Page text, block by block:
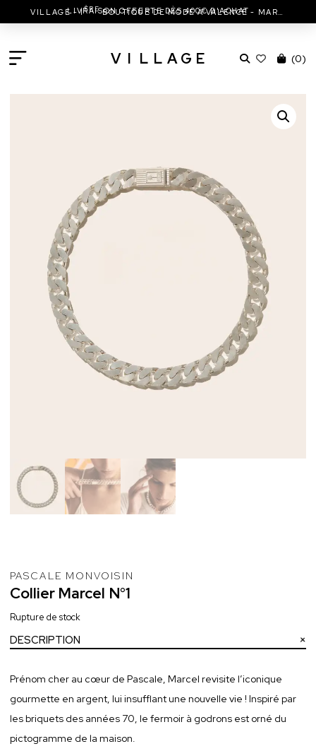
VILLAGE - 1ÈREBOUTIQUE DE MODE À VALENCE - MARC JACOBS - ISABEL MARANT & MORE
LIVRAISON OFFERTE DÈS 400€ D'ACHAT
V I L L A G E (0)
PASCALE MONVOISIN
Collier Marcel N°1
Rupture de stock
DESCRIPTION
Prénom cher au cœur de Pascale, Marcel revisite l’iconique
gourmette en argent, lui insufflant une nouvelle vie ! Inspiré par
les briquets des années 70, le fermoir à godrons est orné du
pictogramme de la maison.